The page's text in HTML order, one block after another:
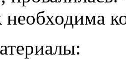
необходима